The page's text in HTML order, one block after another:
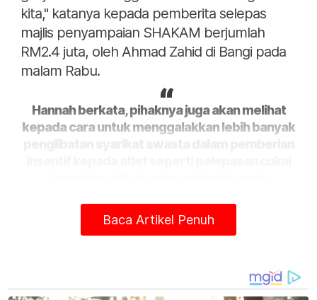
kita," katanya kepada pemberita selepas
majlis penyampaian SHAKAM berjumlah
RM2.4 juta, oleh Ahmad Zahid di Bangi pada
malam Rabu.
Hannah berkata, pihaknya juga akan melihat
kepada cara untuk menggalakkan lebih banyak
Terdahulu, Ahmad Zahid dalam ucapannya
dinaikkan tiga kali ganda pada 2024 sebagai
dorongan kepada atlet yang mengharumkan
Baca Artikel Penuh